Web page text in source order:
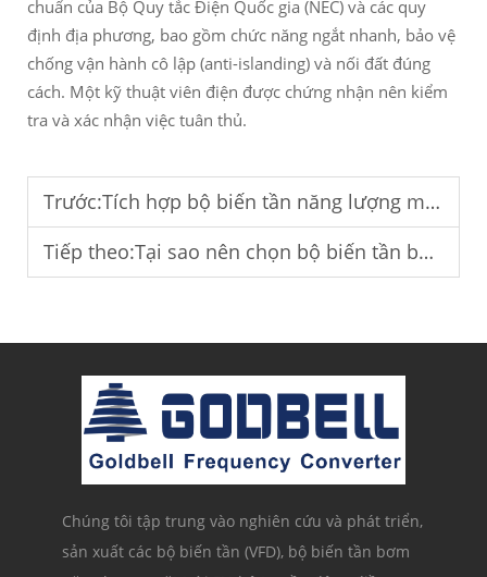
chuẩn của Bộ Quy tắc Điện Quốc gia (NEC) và các quy
định địa phương, bao gồm chức năng ngắt nhanh, bảo vệ
chống vận hành cô lập (anti-islanding) và nối đất đúng
cách. Một kỹ thuật viên điện được chứng nhận nên kiểm
tra và xác nhận việc tuân thủ.
Trước:Tích hợp bộ biến tần năng lượng mặt trời cho hệ thống cung cấp điện nông nghiệp ngoài lưới.
Tiếp theo:Tại sao nên chọn bộ biến tần bơm năng lượng mặt trời MPPT cho hệ thống cấp nước?
Chúng tôi tập trung vào nghiên cứu và phát triển,
sản xuất các bộ biến tần (VFD), bộ biến tần bơm